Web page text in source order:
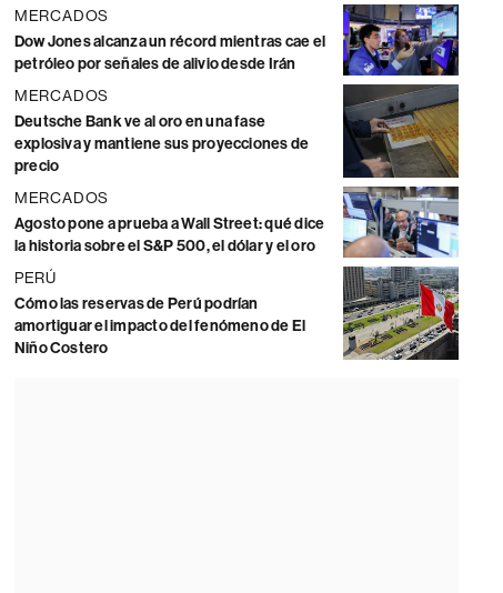
MERCADOS
Dow Jones alcanza un récord mientras cae el
petróleo por señales de alivio desde Irán
MERCADOS
Deutsche Bank ve al oro en una fase
explosiva y mantiene sus proyecciones de
precio
MERCADOS
Agosto pone a prueba a Wall Street: qué dice
la historia sobre el S&P 500, el dólar y el oro
PERÚ
Cómo las reservas de Perú podrían
amortiguar el impacto del fenómeno de El
Niño Costero